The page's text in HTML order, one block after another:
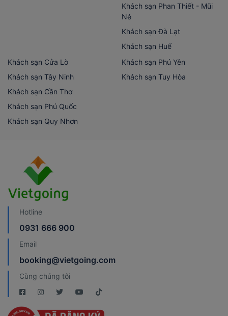
Khách sạn Phan Thiết - Mũi
Né
Khách sạn Đà Lạt
Khách sạn Huế
Khách sạn Cửa Lò
Khách sạn Tây Ninh
Khách sạn Cần Thơ
Khách sạn Phú Quốc
Khách sạn Quy Nhơn
Khách sạn Phú Yên
Khách sạn Tuy Hòa
Hotline
0931 666 900
Email
booking@vietgoing.com
Cùng chúng tôi